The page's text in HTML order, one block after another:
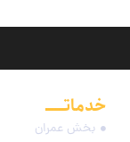
خدماتـــــمجموعه
بخش عمران